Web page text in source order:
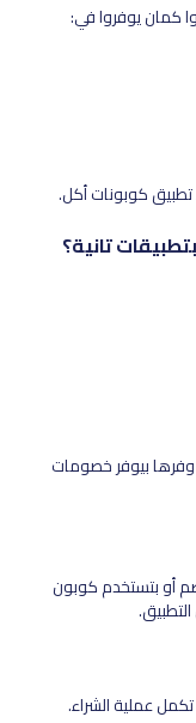
كمان يوفروا في:
كوبونات أكل.
تانية؟
بيوفر خصومات
أو بتستخدم كوبون
عملية الشراء.